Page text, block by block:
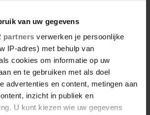
van uw gegevens
partners verwerken je persoonlijke
IP-adres) met behulp van
cookies om informatie op uw
en te gebruiken met als doel
advertenties en content, metingen aan
inzicht in publiek en
U kunt kiezen wie uw gegevens
kun je beter
kopen (en deze